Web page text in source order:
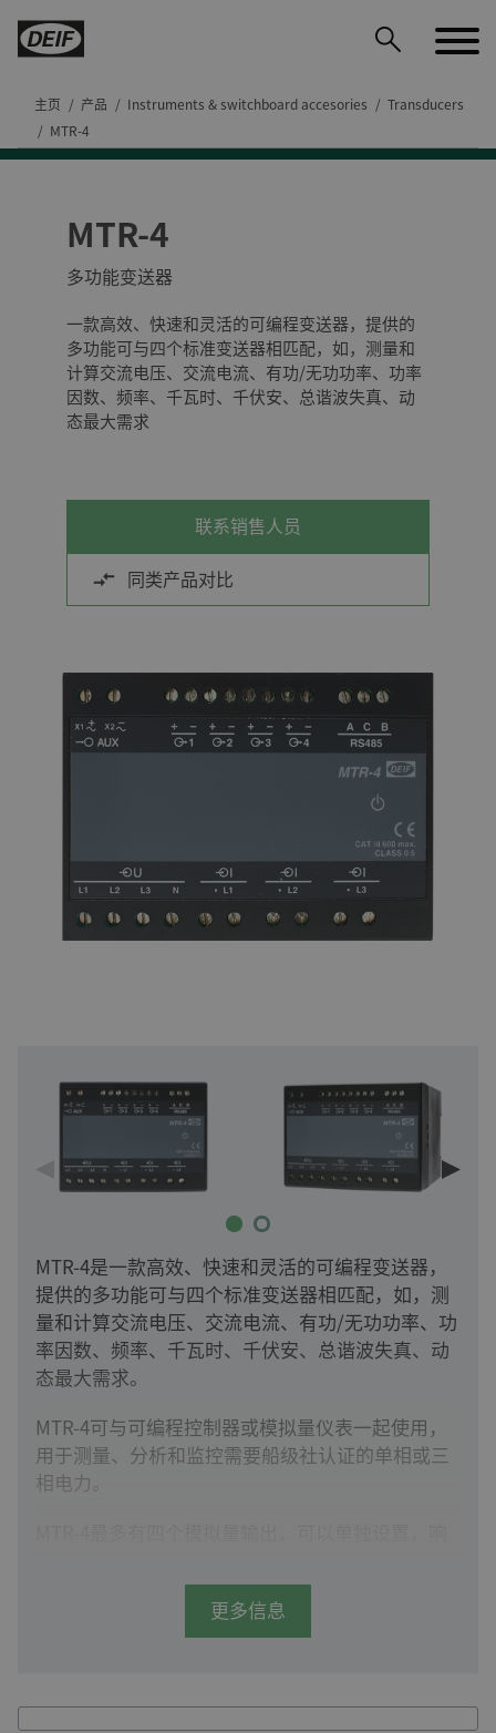
主页 产品 Instruments & switchboard accesories
Transducers
MTR-4
MTR-4
多功能变送器
一款高效、快速和灵活的可编程变送器，提供的
多功能可与四个标准变送器相匹配，如，测量和
计算交流电压、交流电流、有功/无功功率、功率
因数、频率、千瓦时、千伏安、总谐波失真、动
态最大需求
联系销售人员
同类产品对比
MTR-4是一款高效、快速和灵活的可编程变送器，
提供的多功能可与四个标准变送器相匹配，如，测
量和计算交流电压、交流电流、有功/无功功率、功
率因数、频率、千瓦时、千伏安、总谐波失真、动
态最大需求。
MTR-4可与可编程控制器或模拟量仪表一起使用，
用于测量、分析和监控需要船级社认证的单相或三
相电力。
输出信号进行编程。
MTR-4具有超过50个参数的可配置输出和通用电源
更多信息
DEIF PowerAI